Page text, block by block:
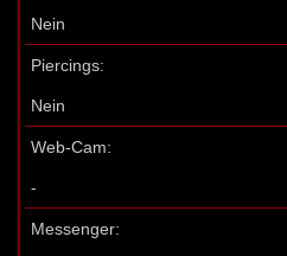
Nein
Piercings:
Nein
Web-Cam:
-
Messenger: